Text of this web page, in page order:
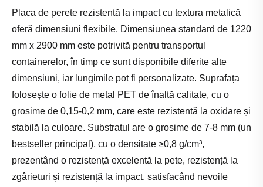
Placa de perete rezistentă la impact cu textura metalică
oferă dimensiuni flexibile. Dimensiunea standard de 1220
mm x 2900 mm este potrivită pentru transportul
containerelor, în timp ce sunt disponibile diferite alte
dimensiuni, iar lungimile pot fi personalizate. Suprafața
folosește o folie de metal PET de înaltă calitate, cu o
grosime de 0,15-0,2 mm, care este rezistentă la oxidare și
stabilă la culoare. Substratul are o grosime de 7-8 mm (un
bestseller principal), cu o densitate ≥0,8 g/cm³,
prezentând o rezistență excelentă la pete, rezistență la
zgârieturi și rezistență la impact, satisfacând nevoile